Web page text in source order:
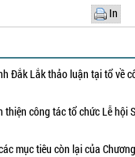
In
Đắk Lắk thảo luận tại tổ về
thiện công tác tổ chức Lễ hội
mục tiêu còn lại của